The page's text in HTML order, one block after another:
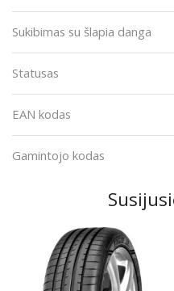
Sukibimas su šlapia danga
Statusas
EAN kodas
Gamintojo kodas